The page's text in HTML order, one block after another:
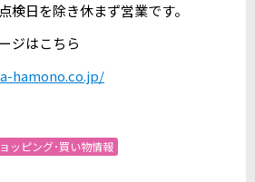
検日を除き休まず営業です。
ジはこちら
hamono.co.jp/
ッピング･買い物情報